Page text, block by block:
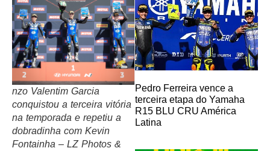
nzo Valentim Garcia
conquistou a terceira vitória
na temporada e repetiu a
dobradinha com Kevin
Fontainha – LZ Photos &
Pedro Ferreira vence a
terceira etapa do Yamaha
R15 BLU CRU América
Latina